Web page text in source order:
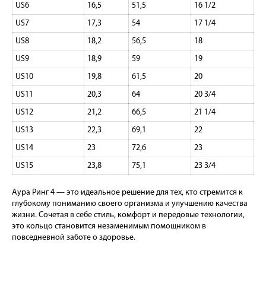
US6
16,5 51,5
16 1/2
US7
17,3 54
17 1/4
US8
18,2 56,5
18
US9
18,9 59
19
US10
19,8 61,5
20
US11
20,3 64
20 3/4
US12
21,2 66,5
21 1/4
US13
22,3 69,1
22
US14
23 72,6
23
US15
23,8 75,1 23 3/4
Аура Ринг 4 — это идеальное решение для тех, кто стремится к
глубокому пониманию своего организма и улучшению качества
жизни. Сочетая в себе стиль, комфорт и передовые технологии,
это кольцо становится незаменимым помощником в
повседневной заботе о здоровье.